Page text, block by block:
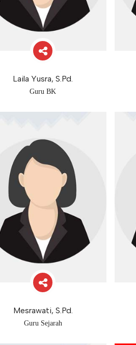
Laila Yusra, S.Pd.
Guru BK
Mesrawati, S.Pd.
Guru Sejarah